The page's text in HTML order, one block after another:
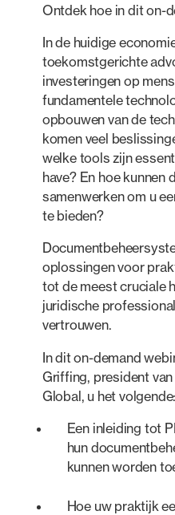
Ontdek hoe in dit on-
In de huidige
toekomstgerichte
investeringen op
fundamentele
opbouwen van de
komen veel
welke tools zijn
have? En hoe kunnen
samenwerken om u
te bieden?
oplossingen voor
tot de meest cruciale
juridische
vertrouwen.
In dit on-demand
Griffing, president
Global, u het volgende:
Een inleiding tot
hun
kunnen worden
Hoe uw praktijk